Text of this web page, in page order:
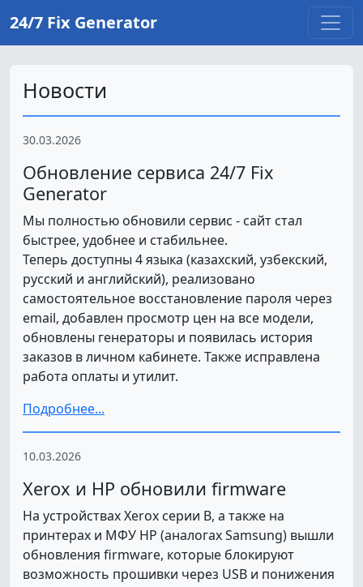
24/7 Fix Generator
Новости
30.03.2026
Обновление сервиса 24/7 Fix
Generator
Мы полностью обновили сервис - сайт стал
быстрее, удобнее и стабильнее.
Теперь доступны 4 языка (казахский, узбекский,
русский и английский), реализовано
самостоятельное восстановление пароля через
email, добавлен просмотр цен на все модели,
обновлены генераторы и появилась история
заказов в личном кабинете. Также исправлена
работа оплаты и утилит.
Подробнее...
10.03.2026
Xerox и HP обновили firmware
На устройствах Xerox серии B, а также на
принтерах и МФУ HP (аналогах Samsung) вышли
обновления firmware, которые блокируют
возможность прошивки через USB и понижения